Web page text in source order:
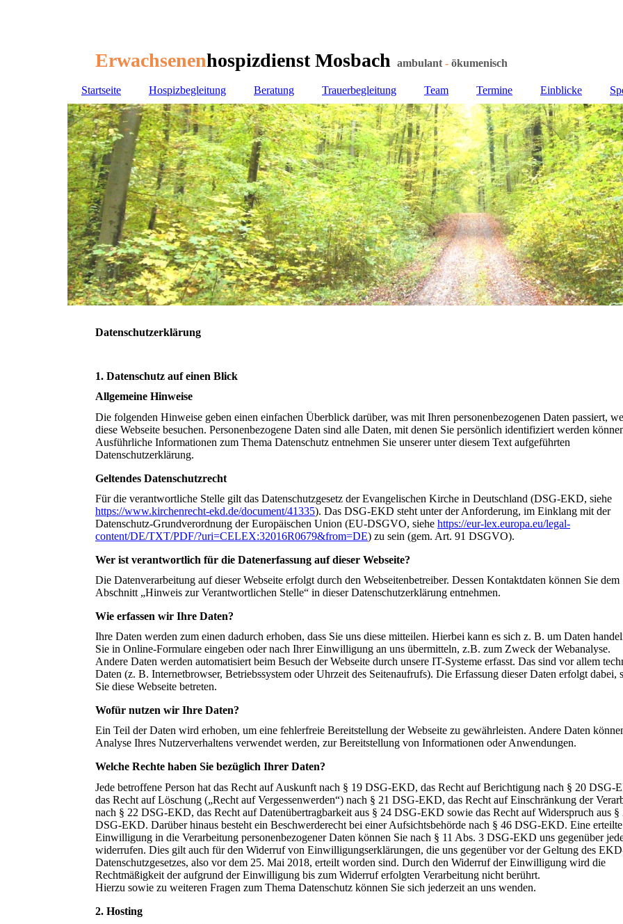
Erwachsenenhospizdienst Mosbach ambulant - ökumenisch
Startseite Hospizbegleitung Beratung Trauerbegleitung Team Termine Einblicke
Datenschutzerklärung
1. Datenschutz auf einen Blick
Allgemeine Hinweise
Die folgenden Hinweise geben einen einfachen Überblick darüber, was mit Ihren personenbezogenen Daten passiert,
diese Webseite besuchen. Personenbezogene Daten sind alle Daten, mit denen Sie persönlich identifiziert werden
Ausführliche Informationen zum Thema Datenschutz entnehmen Sie unserer unter diesem Text aufgeführten
Datenschutzerklärung.
Geltendes Datenschutzrecht
Für die verantwortliche Stelle gilt das Datenschutzgesetz der Evangelischen Kirche in Deutschland (DSG-EKD, siehe
https://www.kirchenrecht-ekd.de/document/41335). Das DSG-EKD steht unter der Anforderung, im Einklang mit der
Datenschutz-Grundverordnung der Europäischen Union (EU-DSGVO, siehe https://eur-lex.europa.eu/legal-
content/DE/TXT/PDF/?uri=CELEX:32016R0679&from=DE) zu sein (gem. Art. 91 DSGVO).
Wer ist verantwortlich für die Datenerfassung auf dieser Webseite?
Die Datenverarbeitung auf dieser Webseite erfolgt durch den Webseitenbetreiber. Dessen Kontaktdaten können Sie dem
Abschnitt „Hinweis zur Verantwortlichen Stelle“ in dieser Datenschutzerklärung entnehmen.
Wie erfassen wir Ihre Daten?
Ihre Daten werden zum einen dadurch erhoben, dass Sie uns diese mitteilen. Hierbei kann es sich z. B. um Daten
Sie in Online-Formulare eingeben oder nach Ihrer Einwilligung an uns übermitteln, z.B. zum Zweck der Webanalyse.
Andere Daten werden automatisiert beim Besuch der Webseite durch unsere IT-Systeme erfasst. Das sind vor allem
Daten (z. B. Internetbrowser, Betriebssystem oder Uhrzeit des Seitenaufrufs). Die Erfassung dieser Daten erfolgt dabei,
Sie diese Webseite betreten.
Wofür nutzen wir Ihre Daten?
Ein Teil der Daten wird erhoben, um eine fehlerfreie Bereitstellung der Webseite zu gewährleisten. Andere Daten
Analyse Ihres Nutzerverhaltens verwendet werden, zur Bereitstellung von Informationen oder Anwendungen.
Welche Rechte haben Sie bezüglich Ihrer Daten?
Jede betroffene Person hat das Recht auf Auskunft nach § 19 DSG-EKD, das Recht auf Berichtigung nach § 20 DSG-
das Recht auf Löschung („Recht auf Vergessenwerden“) nach § 21 DSG-EKD, das Recht auf Einschränkung der
nach § 22 DSG-EKD, das Recht auf Datenübertragbarkeit aus § 24 DSG-EKD sowie das Recht auf Widerspruch aus §
DSG-EKD. Darüber hinaus besteht ein Beschwerderecht bei einer Aufsichtsbehörde nach § 46 DSG-EKD. Eine erteilte
Einwilligung in die Verarbeitung personenbezogener Daten können Sie nach § 11 Abs. 3 DSG-EKD uns gegenüber
widerrufen. Dies gilt auch für den Widerruf von Einwilligungserklärungen, die uns gegenüber vor der Geltung des
Datenschutzgesetzes, also vor dem 25. Mai 2018, erteilt worden sind. Durch den Widerruf der Einwilligung wird die
Rechtmäßigkeit der aufgrund der Einwilligung bis zum Widerruf erfolgten Verarbeitung nicht berührt.
Hierzu sowie zu weiteren Fragen zum Thema Datenschutz können Sie sich jederzeit an uns wenden.
2. Hosting